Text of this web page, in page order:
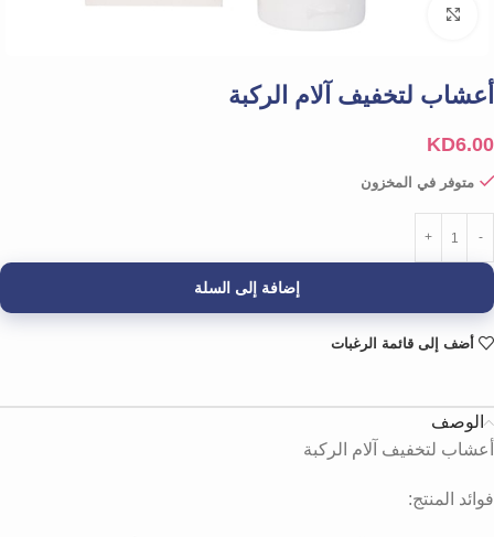
Click to enlarge
أعشاب لتخفيف آلام الركبة
KD6.00
متوفر في المخزون
إضافة إلى السلة
أضف إلى قائمة الرغبات
الوصف
أعشاب لتخفيف آلام الركبة
فوائد المنتج: